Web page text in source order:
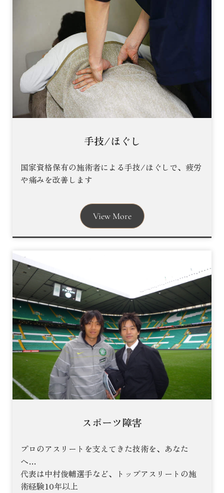
手技/ほぐし
国家資格保有の施術者による手技/ほぐしで、疲労
や痛みを改善します
View More
スポーツ障害
プロのアスリートを支えてきた技術を、あなた
へ…
代表は中村俊輔選手など、トップアスリートの施
術経験10年以上